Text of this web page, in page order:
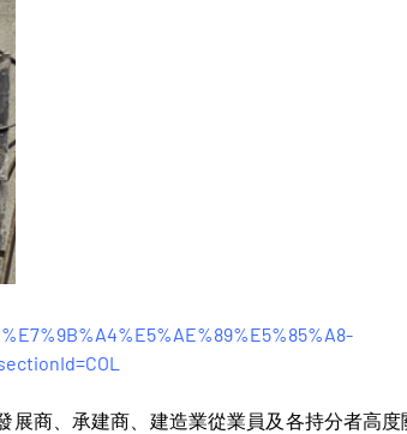
商、承建商、建造業從業員及各持分者高度